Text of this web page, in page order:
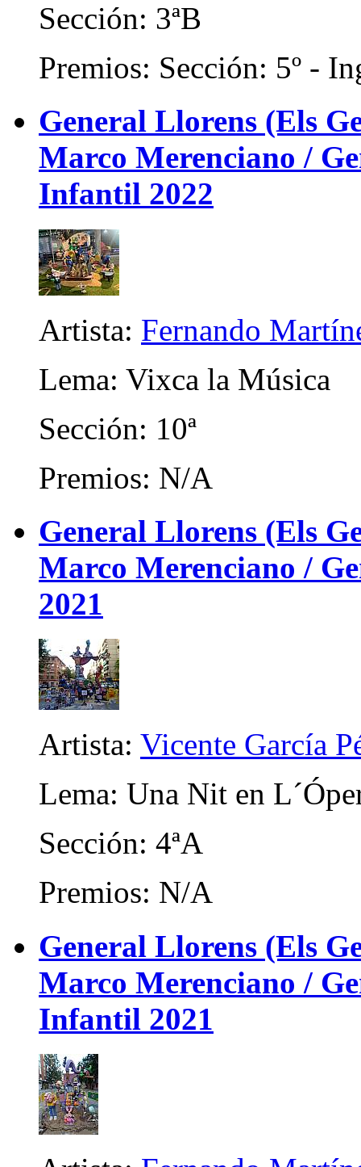
Sección: 3ªB
Premios: Sección: 5º -
General Llorens (Els
Marco Merenciano /
Infantil 2022
Artista: Fernando
Lema: Vixca la Música
Sección: 10ª
Premios: N/A
General Llorens (Els
Marco Merenciano /
2021
Artista: Vicente García
Lema: Una Nit en
Sección: 4ªA
Premios: N/A
General Llorens (Els
Marco Merenciano /
Infantil 2021